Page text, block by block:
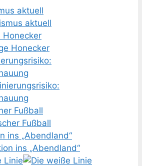
aktuell
Honecker
Fußball
ins „Abendland“
Linie